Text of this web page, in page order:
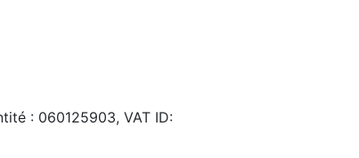
: 060125903, VAT ID: